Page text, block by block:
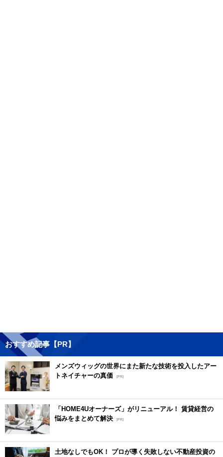
おすすめ記事【PR】
メンズウィッグの世界にまた新たな技術を投入したアー
トネイチャーの真価 [PR]
「HOME4Uオーナーズ」がリニューアル！ 賃貸経営の
悩みをまとめて解決 [PR]
土地なしでもOK！ プロが導く失敗しない不動産投資の